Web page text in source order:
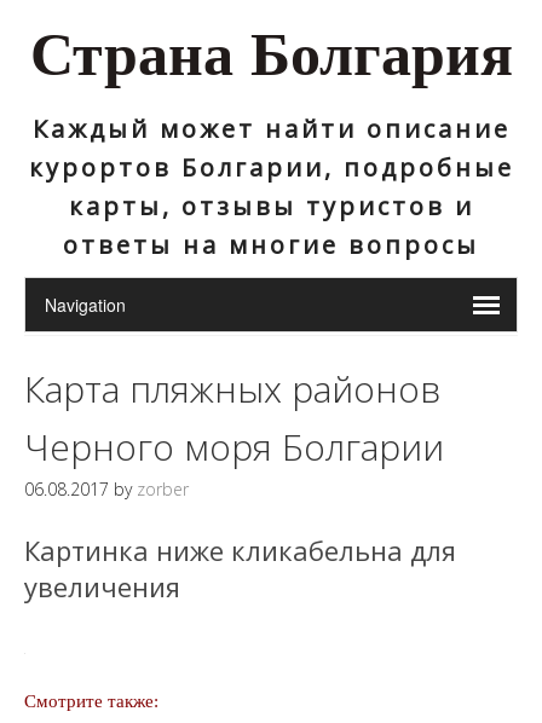
Страна Болгария
Каждый может найти описание
курортов Болгарии, подробные
карты, отзывы туристов и
ответы на многие вопросы
Карта пляжных районов
Черного моря Болгарии
06.08.2017 by zorber
Картинка ниже кликабельна для
увеличения
Смотрите также: